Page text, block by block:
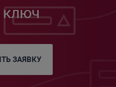
ключ
ЗАЯВКУ